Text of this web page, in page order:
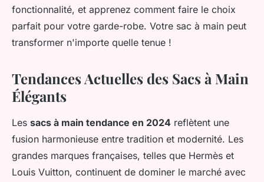
fonctionnalité, et apprenez comment faire le choix
parfait pour votre garde-robe. Votre sac à main peut
transformer n'importe quelle tenue !
Tendances Actuelles des Sacs à Main
Élégants
Les sacs à main tendance en 2024 reflètent une
fusion harmonieuse entre tradition et modernité. Les
grandes marques françaises, telles que Hermès et
Louis Vuitton, continuent de dominer le marché avec